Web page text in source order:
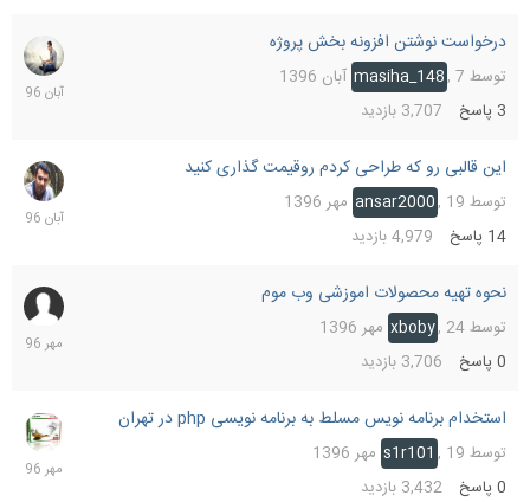
درخواست نوشتن افزونه بخش پروژه
توسط masiha_148 , 7 آبان 1396
پاسخ 3,707 بازدید
16
آبان
این قالبی رو که طراحی کردم روقیمت گذاری کنید
توسط ansar2000 ,19 مهر 1396
14 پاسخ 4,979بازدید
14
آبان
نحوه تهیه محصولات اموزشی وب موم
توسط xboby ,24 مهر 1396
پاسخ 3,706 بازدید
24
مهر
استخدام برنامه نویس مسلط به برنامه نویسی php در تهران
توسط s1r101 ,19 مهر 1396
پاسخ 3,432 بازدید
19
مهر